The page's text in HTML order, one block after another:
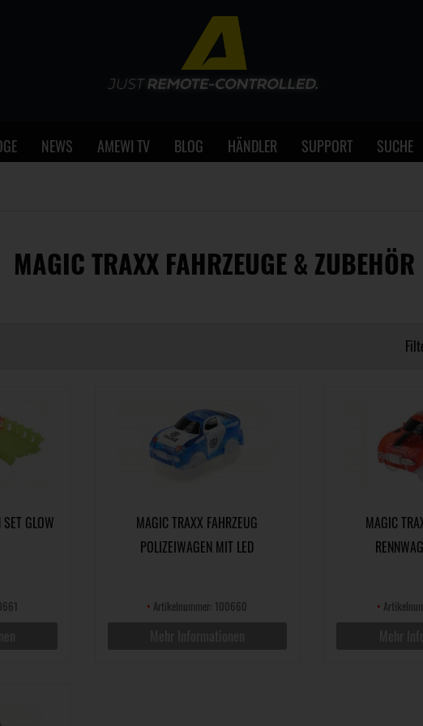
NEWS AMEWI TV BLOG HÄNDLER SUPPORT SUCHE
MAGIC TRAXX FAHRZEUGE & ZUBEHÖR
GLOW
MAGIC TRAXX FAHRZEUG
POLIZEIWAGEN MIT LED
• Artikelnummer: 100660
MAGIC
•